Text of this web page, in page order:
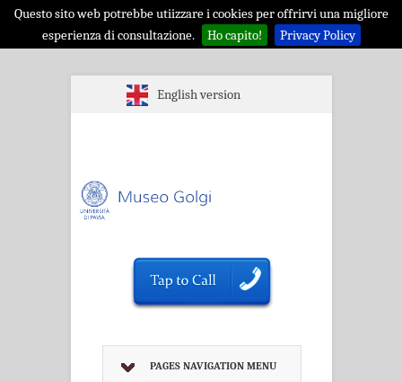
Questo sito web potrebbe utiizzare i cookies per offrirvi una migliore
esperienza di consultazione.
Ho capito! Privacy Policy
English version
PAGES NAVIGATION MENU